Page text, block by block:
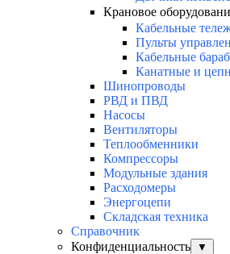
Крановое
Кабельные
Пульты
Кабельные
Канатные и
Шинопроводы
РВД и ПВД
Насосы
Вентиляторы
Теплообменники
Компрессоры
Модульные здания
Расходомеры
Энергоцепи
Складская техника
Справочник
Конфиденциальность
▼